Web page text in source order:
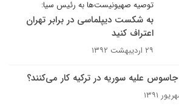
توصیه صهیونیست‌ها به رئیس سیا:
به شکست دیپلماسی در برابر تهران
اعتراف کنید
۲۹ اردیبهشت ۱۳۹۲
علیه سوریه در ترکیه کار می‌کنند؟